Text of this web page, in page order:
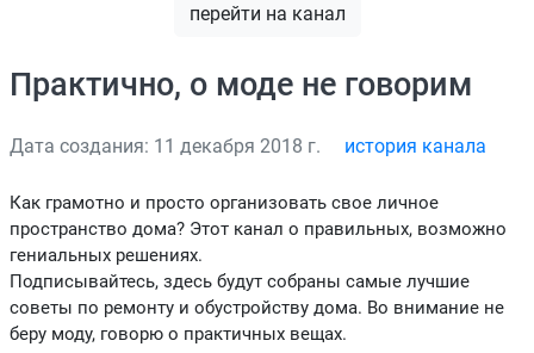
перейти на канал
Практично, о моде не говорим
Дата создания: 11 декабря 2018 г. история канала
Как грамотно и просто организовать свое личное
пространство дома? Этот канал о правильных, возможно
гениальных решениях.
Подписывайтесь, здесь будут собраны самые лучшие
советы по ремонту и обустройству дома. Во внимание не
беру моду, говорю о практичных вещах.